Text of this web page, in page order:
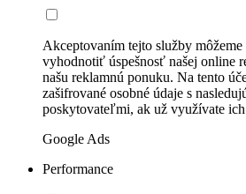
Akceptovaním tejto služby
vyhodnotiť úspešnosť našej online
našu reklamnú ponuku. Na tento
zašifrované osobné údaje s
poskytovateľmi, ak už využívate
Google Ads
Performance